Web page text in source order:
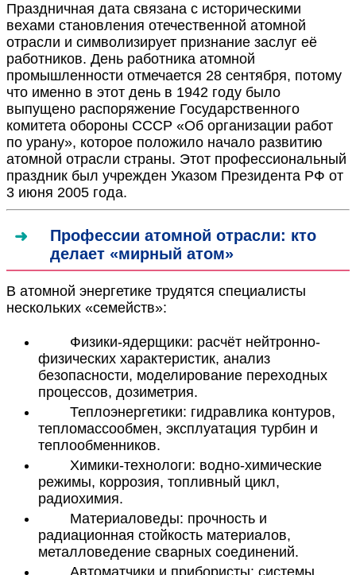
Праздничная дата связана с историческими
вехами становления отечественной атомной
отрасли и символизирует признание заслуг её
работников. День работника атомной
промышленности отмечается 28 сентября, потому
что именно в этот день в 1942 году было
выпущено распоряжение Государственного
комитета обороны СССР «Об организации работ
по урану», которое положило начало развитию
атомной отрасли страны. Этот профессиональный
праздник был учрежден Указом Президента РФ от
3 июня 2005 года.
Профессии атомной отрасли: кто
делает «мирный атом»
В атомной энергетике трудятся специалисты
нескольких «семейств»:
Физики-ядерщики: расчёт нейтронно-
физических характеристик, анализ
безопасности, моделирование переходных
процессов, дозиметрия.
Теплоэнергетики: гидравлика контуров,
тепломассообмен, эксплуатация турбин и
теплообменников.
Химики-технологи: водно-химические
режимы, коррозия, топливный цикл,
радиохимия.
Материаловеды: прочность и
радиационная стойкость материалов,
металловедение сварных соединений.